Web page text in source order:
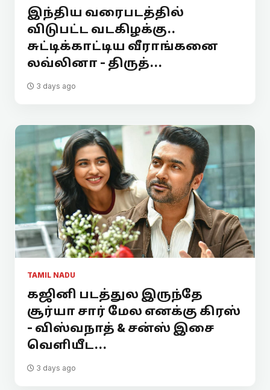
இந்திய வரைபடத்தில்
விடுபட்ட வடகிழக்கு..
சுட்டிக்காட்டிய வீராங்கனை
லவ்லினா - திருத்...
3 days ago
TAMIL NADU
கஜினி படத்துல இருந்தே
சூர்யா சார் மேல எனக்கு கிரஸ்
- விஸ்வநாத் & சன்ஸ் இசை
வெளியீட...
3 days ago